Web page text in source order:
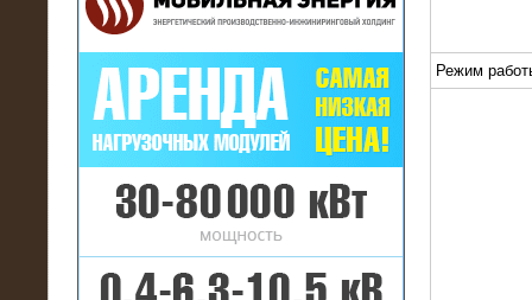
16.01.2017
Аренда нагрузочного комплекса 22
МВт (10 кВ) на газовое
месторождение
Режим